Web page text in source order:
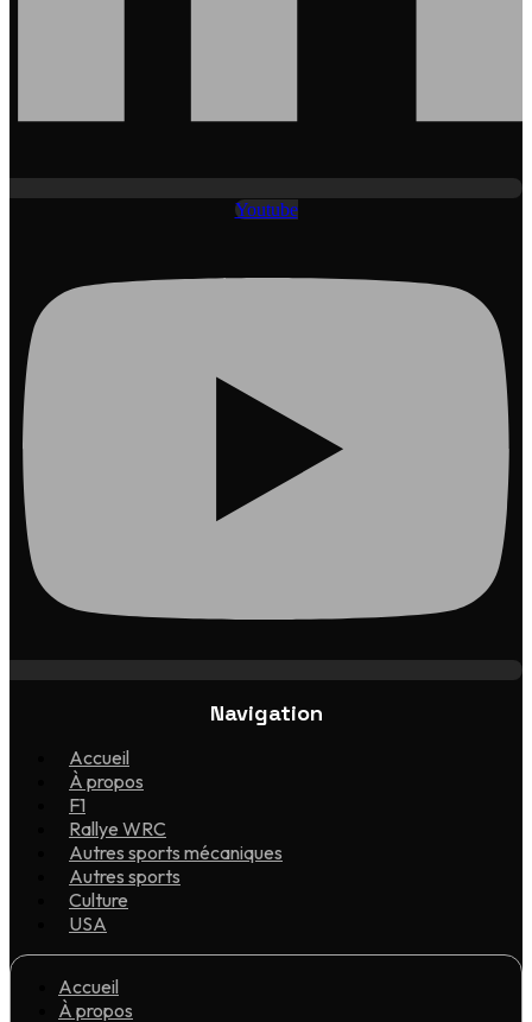
Youtube
Navigation
Accueil
À propos
F1
Rallye WRC
Autres sports mécaniques
Autres sports
Culture
USA
Accueil
À propos